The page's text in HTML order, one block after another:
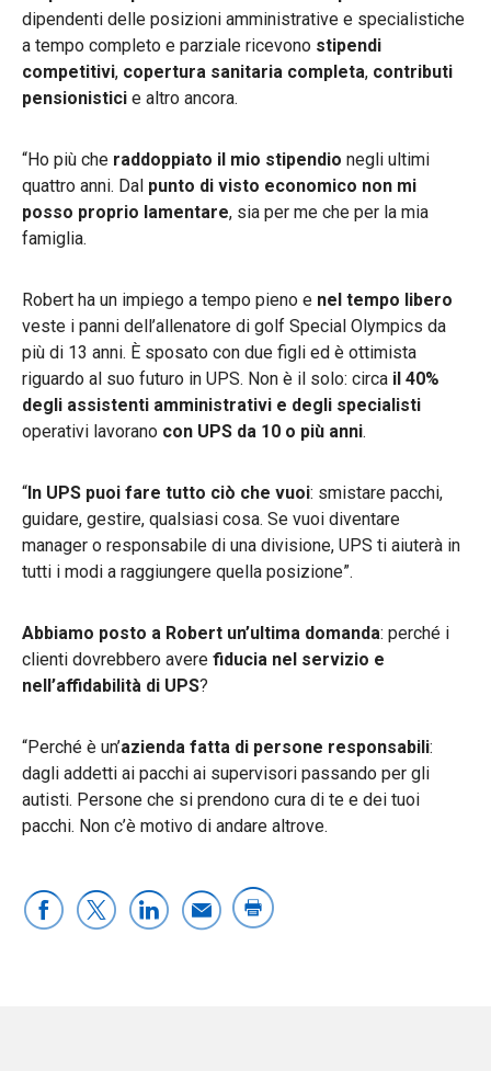
dipendenti delle posizioni amministrative e specialistiche
a tempo completo e parziale ricevono stipendi
competitivi, copertura sanitaria completa, contributi
pensionistici e altro ancora.
“Ho più che raddoppiato il mio stipendio negli ultimi
quattro anni. Dal punto di visto economico non mi
posso proprio lamentare, sia per me che per la mia
famiglia.
Robert ha un impiego a tempo pieno e nel tempo libero
veste i panni dell’allenatore di golf Special Olympics da
più di 13 anni. È sposato con due figli ed è ottimista
riguardo al suo futuro in UPS. Non è il solo: circa il 40%
degli assistenti amministrativi e degli specialisti
operativi lavorano con UPS da 10 o più anni.
“In UPS puoi fare tutto ciò che vuoi: smistare pacchi,
guidare, gestire, qualsiasi cosa. Se vuoi diventare
manager o responsabile di una divisione, UPS ti aiuterà in
tutti i modi a raggiungere quella posizione”.
Abbiamo posto a Robert un’ultima domanda: perché i
clienti dovrebbero avere fiducia nel servizio e
nell’affidabilità di UPS?
“Perché è un’azienda fatta di persone responsabili:
dagli addetti ai pacchi ai supervisori passando per gli
autisti. Persone che si prendono cura di te e dei tuoi
pacchi. Non c’è motivo di andare altrove.